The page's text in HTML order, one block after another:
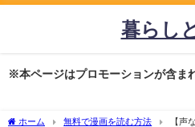
暮らし
※本ページはプロモーションが含ま
ホーム 無料で漫画を読む方法
【声